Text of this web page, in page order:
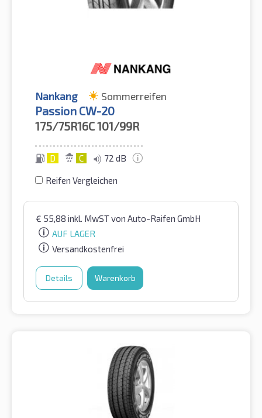
Nankang Sommerreifen
Passion CW-20
175/75R16C101/99R
D C 72 dB
Reifen Vergleichen
€ 55,88 inkl. MwSTvon Auto-Raifen GmbH
AUF LAGER
Versandkostenfrei
Details Warenkorb